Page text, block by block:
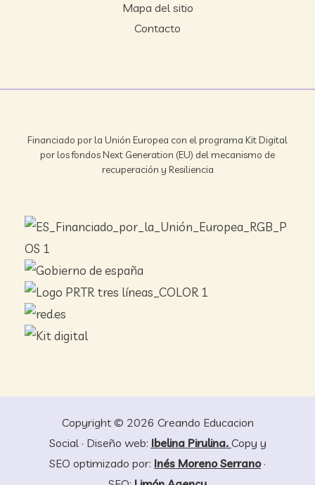
Mapa del sitio
Contacto
Financiado por la Unión Europea con el programa Kit Digital
por los fondos Next Generation (EU) del mecanismo de
recuperación y Resiliencia
Copyright © 2026 Creando Educacion
Social · Diseño web: Ibelina Pirulina. Copy y
SEO optimizado por: Inés Moreno Serrano·